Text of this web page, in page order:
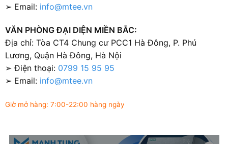
➢ Email: info@mtee.vn
VĂN PHÒNG ĐẠI DIỆN MIỀN BẮC:
Địa chỉ: Tòa CT4 Chung cư PCC1 Hà Đông, P. Phú
Lương, Quận Hà Đông, Hà Nội
➢ Điện thoại: 0799 15 95 95
➢ Email: info@mtee.vn
Giờ mở hàng: 7:00-22:00 hàng ngày